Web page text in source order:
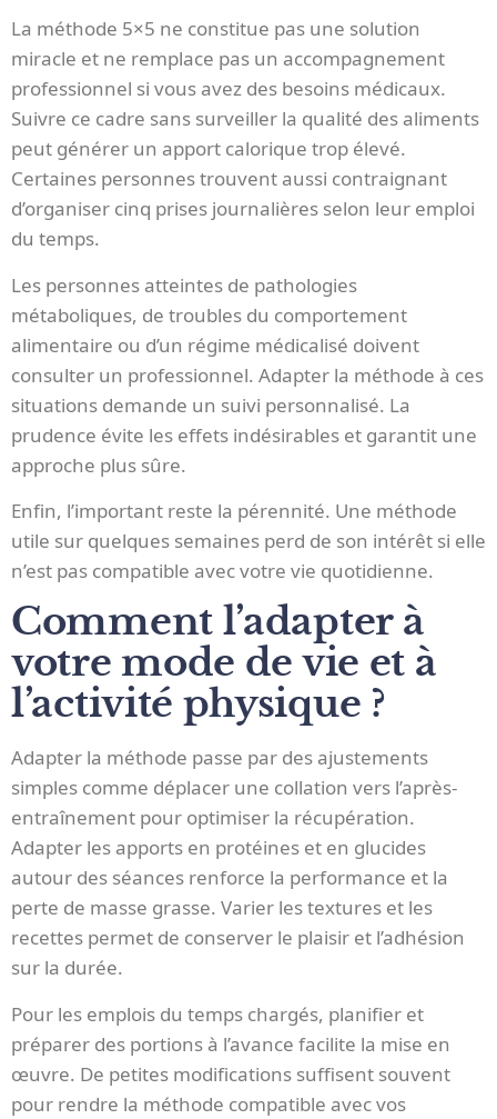
La méthode 5×5 ne constitue pas une solution
miracle et ne remplace pas un accompagnement
professionnel si vous avez des besoins médicaux.
Suivre ce cadre sans surveiller la qualité des aliments
peut générer un apport calorique trop élevé.
Certaines personnes trouvent aussi contraignant
d’organiser cinq prises journalières selon leur emploi
du temps.
Les personnes atteintes de pathologies
métaboliques, de troubles du comportement
alimentaire ou d’un régime médicalisé doivent
consulter un professionnel. Adapter la méthode à ces
situations demande un suivi personnalisé. La
prudence évite les effets indésirables et garantit une
approche plus sûre.
Enfin, l’important reste la pérennité. Une méthode
utile sur quelques semaines perd de son intérêt si elle
n’est pas compatible avec votre vie quotidienne.
Comment l’adapter à
votre mode de vie et à
l’activité physique ?
Adapter la méthode passe par des ajustements
simples comme déplacer une collation vers l’après-
entraînement pour optimiser la récupération.
Adapter les apports en protéines et en glucides
autour des séances renforce la performance et la
perte de masse grasse. Varier les textures et les
recettes permet de conserver le plaisir et l’adhésion
sur la durée.
Pour les emplois du temps chargés, planifier et
préparer des portions à l’avance facilite la mise en
œuvre. De petites modifications suffisent souvent
pour rendre la méthode compatible avec vos